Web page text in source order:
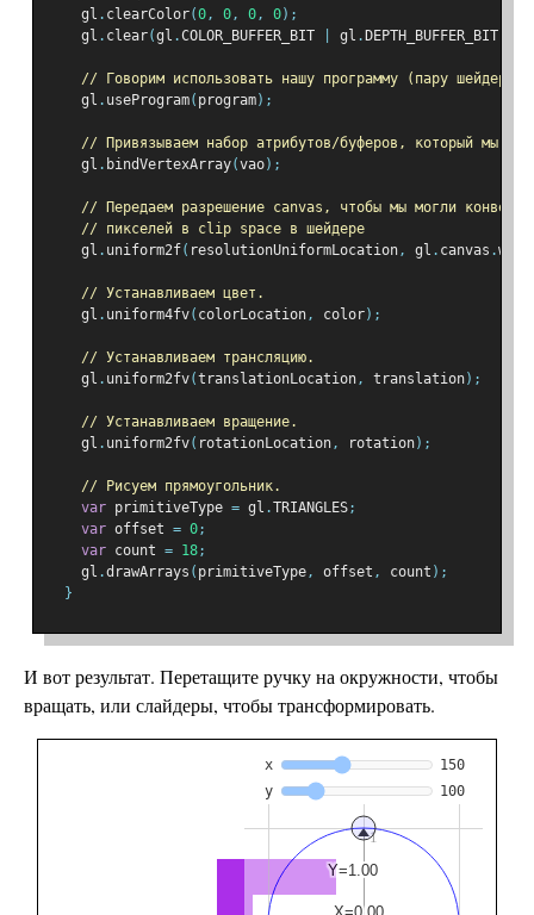
    gl
. clearColor(0, 0, 0, 0);
    gl
. clear(gl .COLOR_BUFFER_BIT gl . DEPTH_BUFFER_BIT
// Говорим использовать нашу программу (пару шейдеров)
    gl
. useProgram( program);
// Привязываем набор атрибутов/буферов, который мы
    gl
. bindVertexArray(vao);
// Передаем разрешение canvas, чтобы мы могли
// пикселей в clip space в шейдере
    gl
. uniform2f( resolutionUniformLocation, gl . canvas .
// Устанавливаем цвет.
    gl
. uniform4fv( colorLocation, color);
// Устанавливаем трансляцию.
    gl
. uniform2fv(translationLocation, translation);
// Устанавливаем вращение.
    gl
. uniform2fv( rotationLocation, rotation);
// Рисуем прямоугольник.
var primitiveType = gl .TRIANGLES;
var offset = 0;
var count = 18;
    gl
.drawArrays ( primitiveType, offset , count );
}
И вот результат. Перетащите ручку на окружности, чтобы
вращать, или слайдеры, чтобы трансформировать.